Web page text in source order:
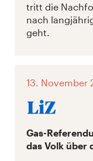
tritt die
nach
geht.
13. November
Gas-
das Volk über